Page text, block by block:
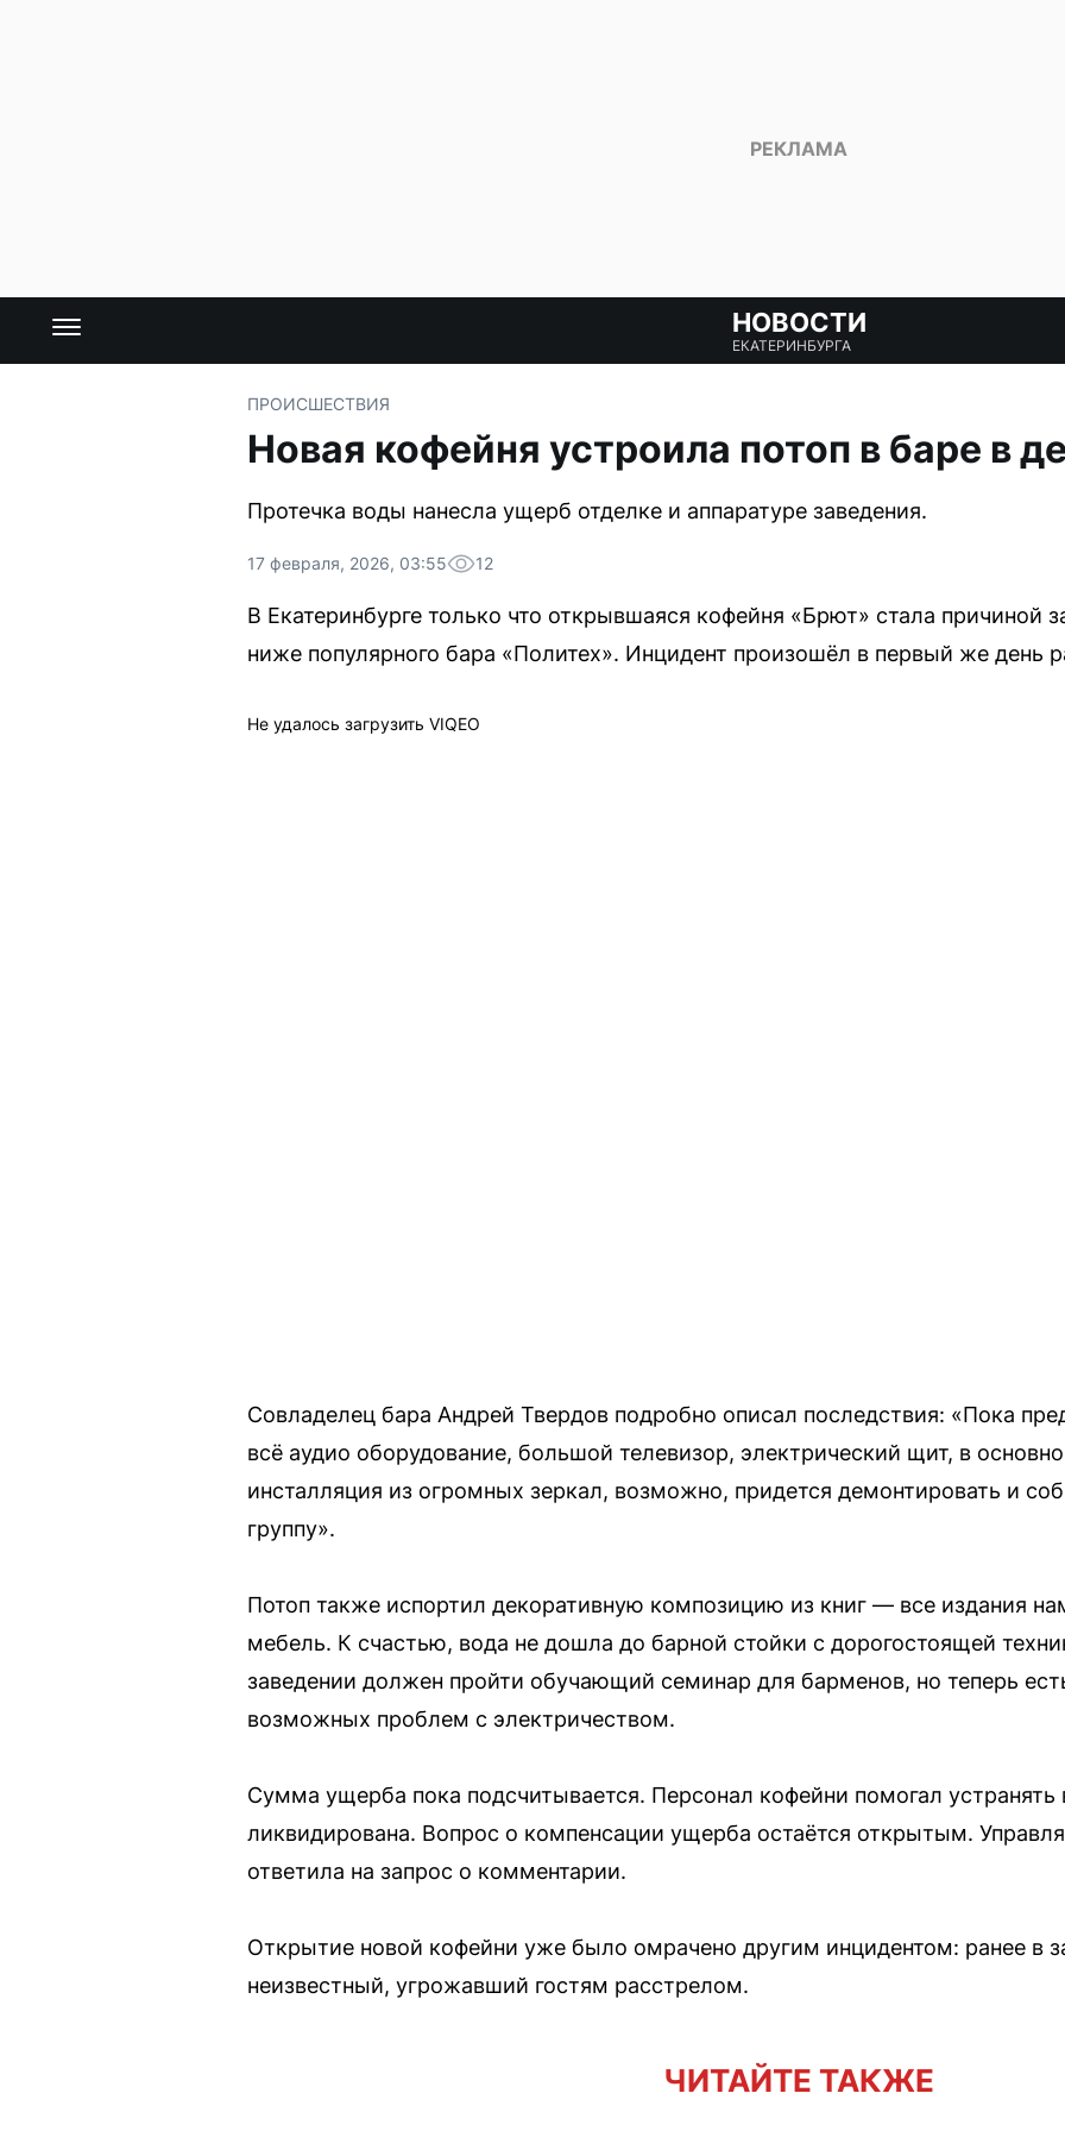
НОВОСТИ
ЕКАТЕРИНБУРГА
ПРОИСШЕСТВИЯ
Новая кофейня устроила потоп в баре в
Протечка воды нанесла ущерб отделке и аппаратуре заведения.
17 февраля, 2026, 03:55 12
В Екатеринбурге только что открывшаяся кофейня «Брют» стала причиной
ниже популярного бара «Политех». Инцидент произошёл в первый же день
Не удалось загрузить VIQEO
Совладелец бара Андрей Твердов подробно описал последствия: «Пока
всё аудио оборудование, большой телевизор, электрический щит, в
инсталляция из огромных зеркал, возможно, придется демонтировать и
группу».
Потоп также испортил декоративную композицию из книг — все издания
мебель. К счастью, вода не дошла до барной стойки с дорогостоящей
заведении должен пройти обучающий семинар для барменов, но теперь
возможных проблем с электричеством.
Сумма ущерба пока подсчитывается. Персонал кофейни помогал устранять
ликвидирована. Вопрос о компенсации ущерба остаётся открытым.
ответила на запрос о комментарии.
Открытие новой кофейни уже было омрачено другим инцидентом: ранее в
неизвестный, угрожавший гостям расстрелом.
ЧИТАЙТЕ ТАКЖЕ